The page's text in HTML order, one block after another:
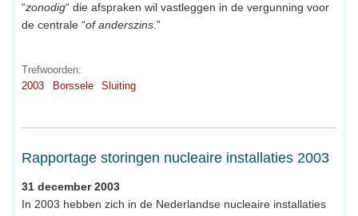
“zonodig“ die afspraken wil vastleggen in de vergunning voor
de centrale “of anderszins.”
Trefwoorden:
2003
Borssele Sluiting
Rapportage storingen nucleaire installaties 2003
31 december 2003
In 2003 hebben zich in de Nederlandse nucleaire installaties